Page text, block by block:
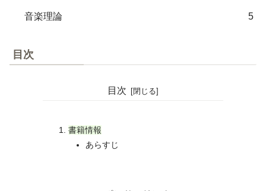
音楽理論 5
目次
目次
書籍情報
あらすじ